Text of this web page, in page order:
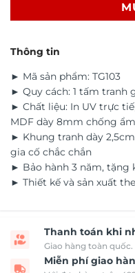
Thông tin
► Mã sản phẩm: TG103
► Quy cách: 1 tấm tranh
► Chất liệu: In UV trực
MDF dày 8mm chống
► Khung tranh dày
gia cố chắc chắn
► Bảo hành 3 năm,
► Thiết kế và sản xuất
Thanh toán khi
Giao hàng toàn quốc.
Miễn phí giao